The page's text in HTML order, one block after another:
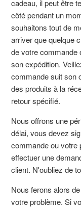
cadeau, il peut être
côté pendant un
souhaitons tout de
arriver que quelque
de votre commande
son expédition.
commande suit son
des produits à la
retour spécifié.
Nous offrons une
délai, vous devez
commande ou votre
effectuer une
client. N'oubliez de
Nous ferons alors
votre problème. Si